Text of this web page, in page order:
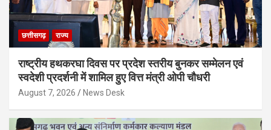
छत्तीसगढ़ राज्य
राष्ट्रीय हथकरघा दिवस पर प्रदेश स्तरीय बुनकर सम्मेलन एवं
स्वदेशी प्रदर्शनी में शामिल हुए वित्त मंत्री ओपी चौधरी
August 7, 2026 News Desk